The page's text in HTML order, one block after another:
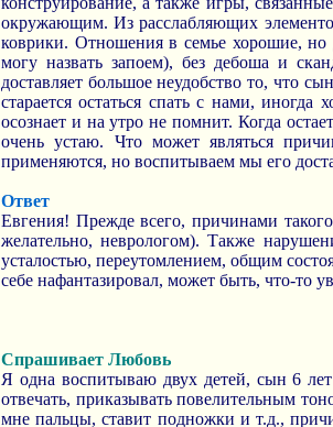
окружающим. Из расслабляющих
коврики. Отношения в семье хорошие, но
могу назвать запоем), без дебоша и
доставляет большое неудобство то, что
старается остаться спать с нами,
осознает и на утро не помнит. Когда
очень устаю. Что может являться
применяются, но воспитываем мы его
Ответ
Евгения! Прежде всего, причинами
желательно, неврологом). Также
усталостью, переутомлением, общим
себе нафантазировал, может быть, что-то
Спрашивает Любовь
Я одна воспитываю двух детей, сын 6 лет
отвечать, приказывать повелительным
мне пальцы, ставит подножки и т.д.,